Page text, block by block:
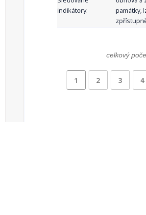
indikátory:
památky,
celkový
1 2 3 4